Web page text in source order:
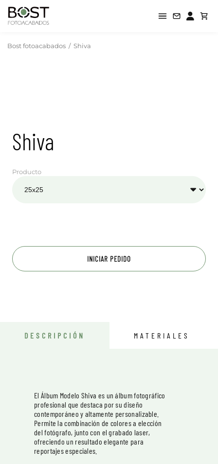
Bost fotoacabados / Shiva
Shiva
Producto
INICIAR PEDIDO
DESCRIPCIÓN MATERIALES
El Álbum Modelo Shiva es un álbum fotográfico
profesional que destaca por su diseño
contemporáneo y altamente personalizable.
Permite la combinación de colores a elección
del fotógrafo, junto con el grabado laser,
ofreciendo un resultado elegante para
reportajes especiales.